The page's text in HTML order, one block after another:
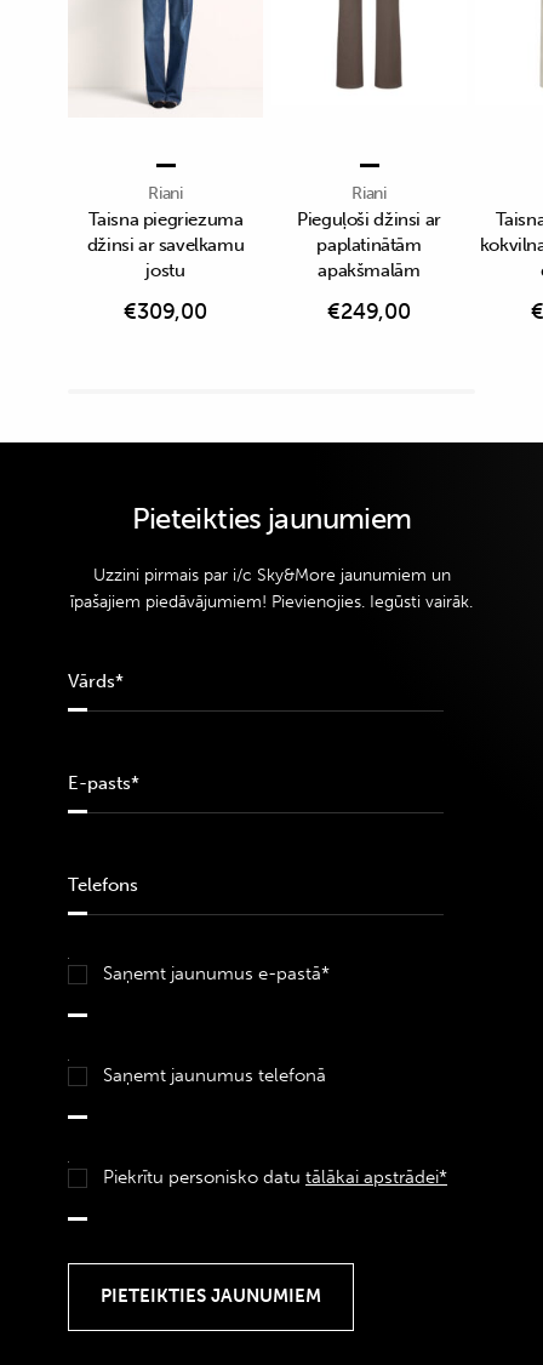
Riani
Taisna piegriezuma
džinsi ar savelkamu
jostu
€309,00
Riani
Pieguļoši džinsi ar
paplatinātām
apakšmalām
€249,00 €
Pieteikties jaunumiem
Uzzini pirmais par i/c Sky&More jaunumiem un
īpašajiem piedāvājumiem! Pievienojies. Iegūsti vairāk.
Saņemt jaunumus e-pastā*
Saņemt jaunumus telefonā
Piekrītu personisko datu tālākai apstrādei*